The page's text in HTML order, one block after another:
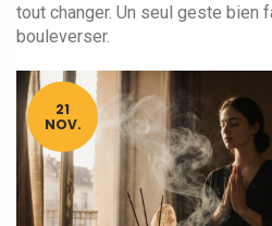
tout changer. Un seul geste bien
bouleverser.
21
NOV.